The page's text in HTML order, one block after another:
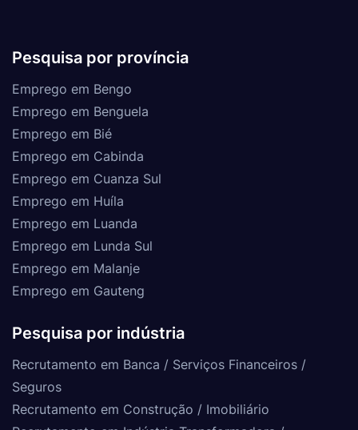
Pesquisa por província
Emprego em Bengo
Emprego em Benguela
Emprego em Bié
Emprego em Cabinda
Emprego em Cuanza Sul
Emprego em Huíla
Emprego em Luanda
Emprego em Lunda Sul
Emprego em Malanje
Emprego em Gauteng
Pesquisa por indústria
Recrutamento em Banca / Serviços Financeiros /
Seguros
Recrutamento em Construção / Imobiliário